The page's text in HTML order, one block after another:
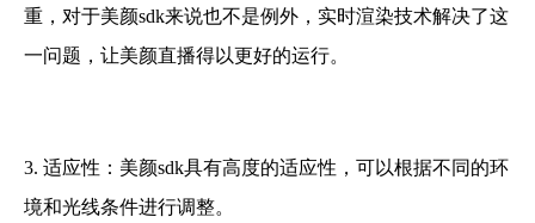
重，对于美颜sdk来说也不是例外，实时渲染技术解决了这
一问题，让美颜直播得以更好的运行。
3. 适应性：美颜sdk具有高度的适应性，可以根据不同的环
境和光线条件进行调整。